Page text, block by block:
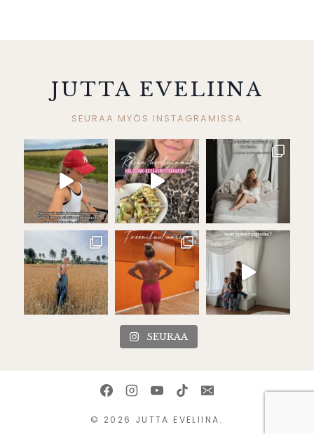
JUTTA EVELIINA
SEURAA MYÖS INSTAGRAMISSA
SEURAA
© 2026 JUTTA EVELIINA.